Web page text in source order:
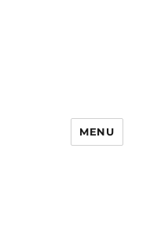
MENU